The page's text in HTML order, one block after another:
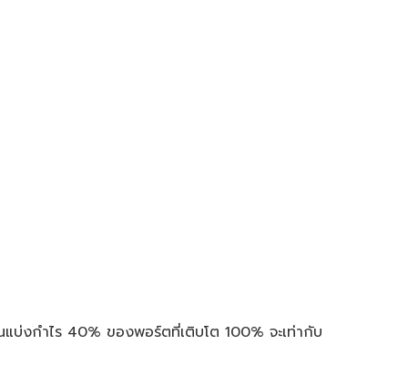
บ่งกำไร 40% ของพอร์ตที่เติบโต 100% จะเท่ากับ